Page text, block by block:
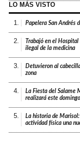
LO MÁS VISTO
1. Papelera San Andrés
2.
Trabajó en el
ilegal de la medicina
3.
Detuvieron al
zona
4.
La Fiesta del Salame
realizará este domingo
5.
La historia de
actividad física una